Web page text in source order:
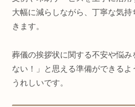
大幅に減らしながら、丁寧な気
きます。
葬儀の挨拶状に関する不安や悩み
ない！」と思える準備ができる
うれしいです。